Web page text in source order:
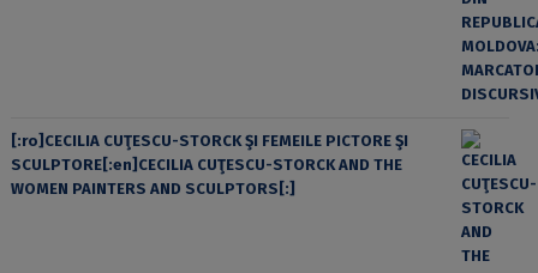
[:ro]CECILIA CUŢESCU-STORCK ŞI FEMEILE PICTORE ŞI
SCULPTORE[:en]CECILIA CUŢESCU-STORCK AND THE
WOMEN PAINTERS AND SCULPTORS[:]